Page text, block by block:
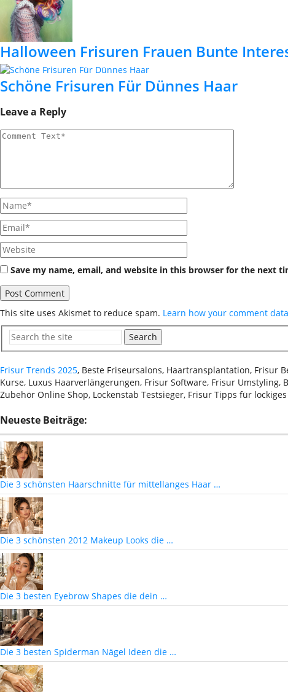
Halloween Frisuren Frauen Bunte
Schöne Frisuren Für Dünnes Haar
Leave a Reply
Save my name, email, and website in this browser for the next
This site uses Akismet to reduce spam. Learn how your comment
Search
Frisur Trends 2025, Beste Friseursalons, Haartransplantation, Frisur
Kurse, Luxus Haarverlängerungen, Frisur Software, Frisur
Zubehör Online Shop, Lockenstab Testsieger, Frisur Tipps für
Neueste Beiträge:
Die 3 schönsten Haarschnitte für mittellanges Haar …
Die 3 schönsten 2012 Makeup Looks die …
Die 3 besten Eyebrow Shapes die dein …
Die 3 besten Spiderman Nägel Ideen die …